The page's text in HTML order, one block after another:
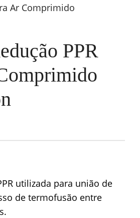
Ar Comprimido
PPR
utilizada para união de
de termofusão entre